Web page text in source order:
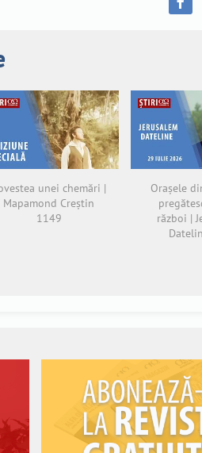
unei chemări |
Mapamond Creștin
1149
Orașele
război |